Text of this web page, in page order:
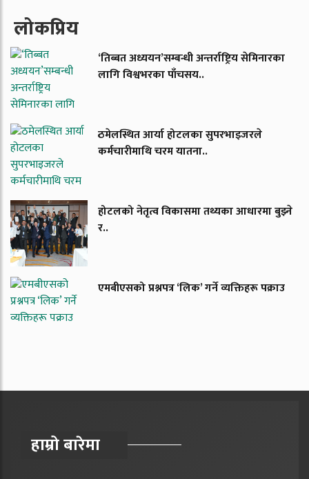
लाेकप्रिय
‘तिब्बत अध्ययन’सम्बन्धी अन्तर्राष्ट्रिय सेमिनारका
लागि विश्वभरका पाँचसय..
ठमेलस्थित आर्या होटलका सुपरभाइजरले
कर्मचारीमाथि चरम यातना..
होटलको नेतृत्व विकासमा तथ्यका आधारमा बुझ्ने
र..
एमबीएसको प्रश्नपत्र ‘लिक’ गर्ने व्यक्तिहरू पक्राउ
हाम्रो बारेमा